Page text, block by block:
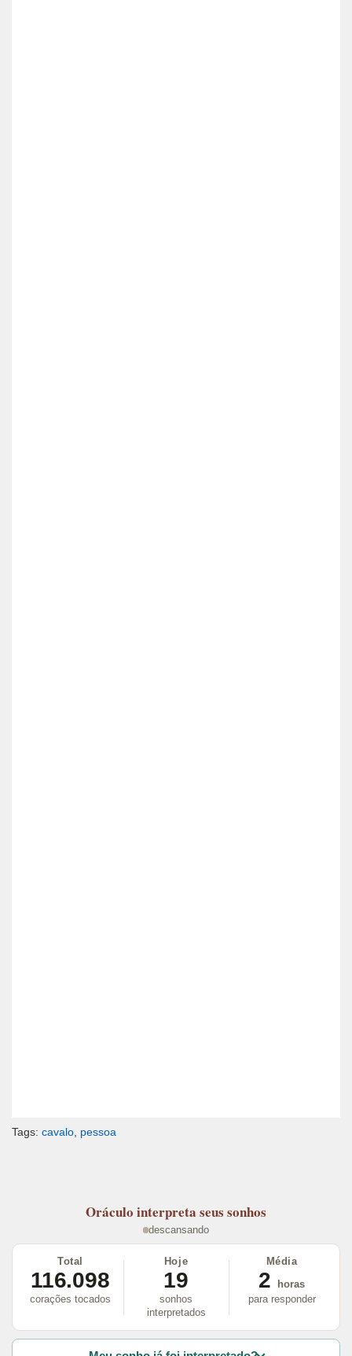
Tags: cavalo pessoa
Oráculo interpreta seus sonhos
descansando
Total
116.098
corações tocados
Hoje
19
sonhos
interpretados
Média
2
horas
para responder